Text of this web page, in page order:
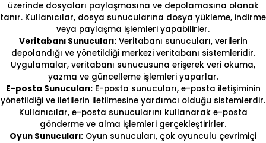
üzerinde dosyaları paylaşmasına ve depolamasına olanak
tanır. Kullanıcılar, dosya sunucularına dosya yükleme, indirme
veya paylaşma işlemleri yapabilirler.
Veritabanı Sunucuları:Veritabanı sunucuları, verilerin
depolandığı ve yönetildiği merkezi veritabanı sistemleridir.
Uygulamalar, veritabanı sunucusuna erişerek veri okuma,
yazma ve güncelleme işlemleri yaparlar.
E-posta Sunucuları:E-posta sunucuları, e-posta iletişiminin
yönetildiği ve iletilerin iletilmesine yardımcı olduğu sistemlerdir.
Kullanıcılar, e-posta sunucularını kullanarak e-posta
gönderme ve alma işlemleri gerçekleştirirler.
Oyun Sunucuları: Oyun sunucuları, çok oyunculu çevrimiçi